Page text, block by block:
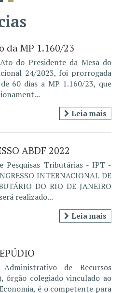
da MP 1.160/23
do Presidente da Mesa do
24/2023, foi prorrogada
60 dias a MP 1.160/23, que
Leia mais
ABDF 2022
Pesquisas Tributárias - IPT -
INTERNACIONAL DE
DO RIO DE JANEIRO
realizado...
Leia mais
de Recursos
órgão colegiado vinculado ao
é o competente para